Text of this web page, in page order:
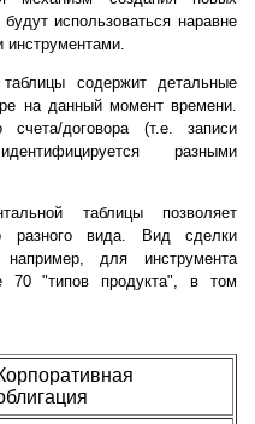
использоваться наравне
содержит детальные
на данный момент времени.
договора (т.е. записи
разными
таблицы позволяет
разного вида. Вид сделки
для инструмента
70 "типов продукта", в том